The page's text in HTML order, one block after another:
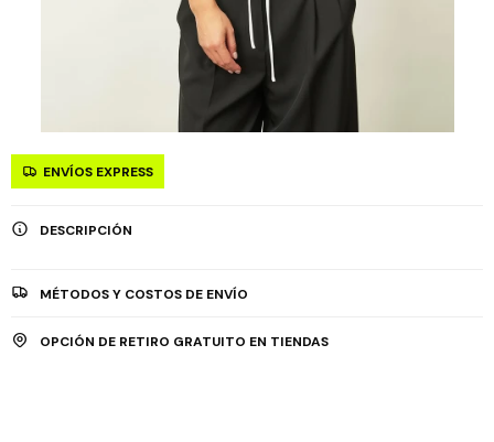
ENVÍOS EXPRESS
DESCRIPCIÓN
MÉTODOS Y COSTOS DE ENVÍO
OPCIÓN DE RETIRO GRATUITO EN TIENDAS